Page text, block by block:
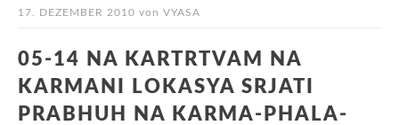
17. DEZEMBER 2010 von VYASA
05-14 NA KARTRTVAM NA
KARMANI LOKASYA SRJATI
PRABHUH NA KARMA-PHALA-